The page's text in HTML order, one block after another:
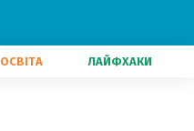
ОСВІТА ЛАЙФХАКИ